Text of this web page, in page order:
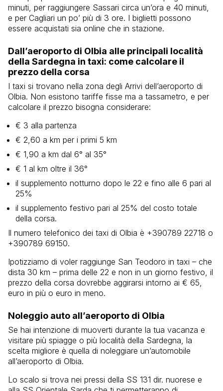
minuti, per raggiungere Sassari circa un’ora e 40 minuti,
e per Cagliari un po’ più di 3 ore. I biglietti possono
essere acquistati sia online che in stazione.
Dall’aeroporto di Olbia alle principali località
della Sardegna in taxi: come calcolare il
prezzo della corsa
I taxi si trovano nella zona degli Arrivi dell’aeroporto di
Olbia. Non esistono tariffe fisse ma a tassametro, e per
calcolare il prezzo bisogna considerare:
€ 3 alla partenza
€ 2,60 a km per i primi 5 km
€ 1,90 a km dal 6° al 35°
€ 1 al km oltre il 36°
il supplemento notturno dopo le 22 e fino alle 6 pari al
25%
il supplemento festivo pari al 25% del costo totale
della corsa.
Il numero telefonico dei taxi di Olbia è +390789 22718 o
+390789 69150.
Ipotizziamo di voler raggiunge San Teodoro in taxi – che
dista 30 km – prima delle 22 e non in un giorno festivo, il
prezzo della corsa dovrebbe aggirarsi intorno ai € 65,
euro in più o euro in meno.
Noleggio auto all’aeroporto di Olbia
Se hai intenzione di muoverti durante la tua vacanza e
visitare più spiagge o più località della Sardegna, la
scelta migliore è quella di noleggiare un’automobile
all’aeroporto di Olbia.
Lo scalo si trova nei pressi della SS 131 dir. nuorese e